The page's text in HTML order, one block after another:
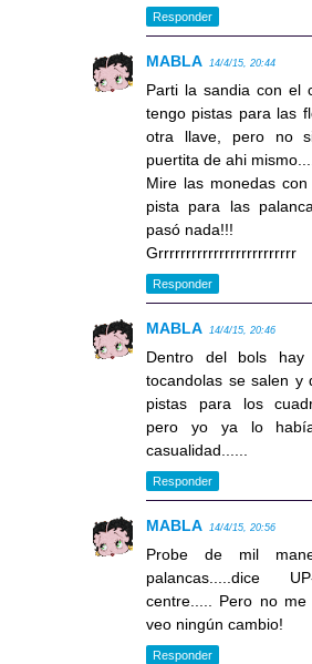
Responder
MABLA 14/4/15, 20:44
Parti la sandia con el
tengo pistas para las
otra llave, pero no
puertita de ahi mismo....
Mire las monedas
pista para las
pasó nada!!!
Grrrrrrrrrrrrrrrrrrrrrrrrr
Responder
MABLA 14/4/15, 20:46
Dentro del bols
tocandolas se salen y
pistas para los
pero yo ya lo
casualidad......
Responder
MABLA 14/4/15, 20:56
Probe de mil
palancas.....dice UP-
centre..... Pero no me
veo ningún cambio!
Responder